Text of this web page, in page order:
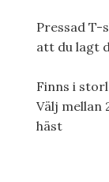
Pressad
att du lagt
Finns i
Välj mellan
häst